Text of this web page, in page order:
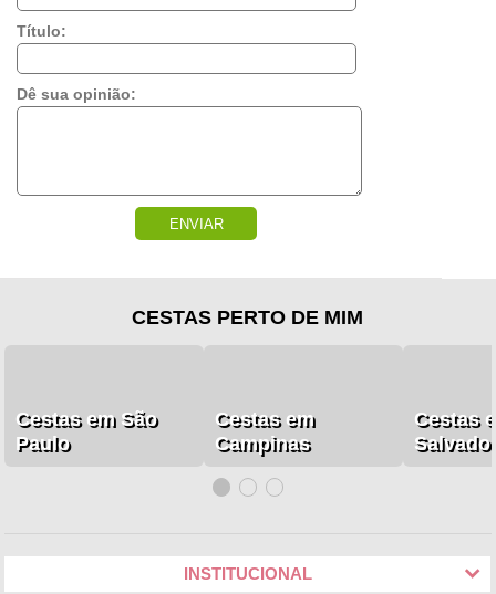
Título:
Dê sua opinião:
ENVIAR
CESTAS PERTO DE MIM
Cestas em São
Paulo
Cestas em
Campinas
Cestas
INSTITUCIONAL